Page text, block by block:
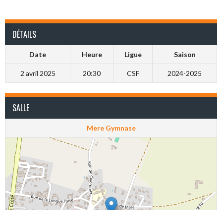
DÉTAILS
Date Heure Ligue Saison
2 avril 2025 20:30 CSF 2024-2025
SALLE
Mere Gymnase